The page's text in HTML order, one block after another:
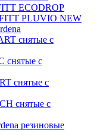
ECODROP
PLUVIO NEW
снятые с
снятые с
снятые с
снятые с
резиновые